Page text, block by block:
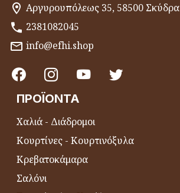
Αργυρουπόλεως 35, 58500 Σκύδρα
2381082045
info@efhi.shop
ΠΡΟΪΌΝΤΑ
Χαλιά - Διάδρομοι
Κουρτίνες - Κουρτινόξυλα
Κρεβατοκάμαρα
Σαλόνι